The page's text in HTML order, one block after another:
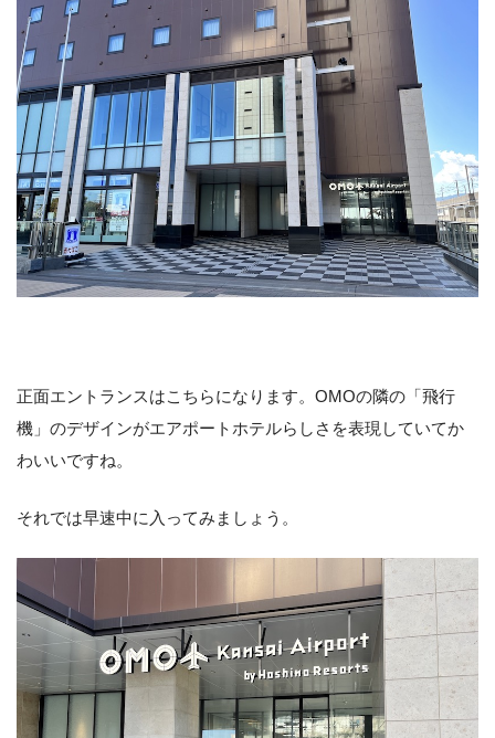
正面エントランスはこちらになります。OMOの隣の「飛行
機」のデザインがエアポートホテルらしさを表現していてか
わいいですね。
それでは早速中に入ってみましょう。